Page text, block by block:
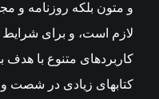
و متون بلکه روزنامه و
لازم است، و برای شرایط
کاربردهای متنوع با هدف
کتابهای زیادی در شصت